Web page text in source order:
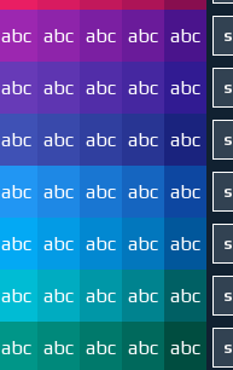
abc abc abc abc abc
abc abc abc abc abc
abc abc abc abc abc
abc abc abc abc abc
abc abc abc abc abc
abc abc abc abc abc
abc abc abc abc abc